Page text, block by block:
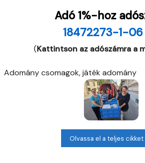
Adó 1%-hoz
18472273-1-
(Kattintson az adószámra a
Adomány csomagok, játék adomány
Olvassa el a teljes cikket